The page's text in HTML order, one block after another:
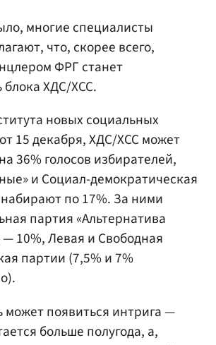
многие специалисты
что, скорее всего,
ФРГ станет
блока ХДС/ХСС.
новых социальных
15 декабря, ХДС/ХСС может
36% голосов избирателей,
и Социал-демократическая
по 17%. За ними
партия «Альтернатива
10%, Левая и Свободная
партии (7,5% и 7%
может появиться интрига —
больше полугода, а,